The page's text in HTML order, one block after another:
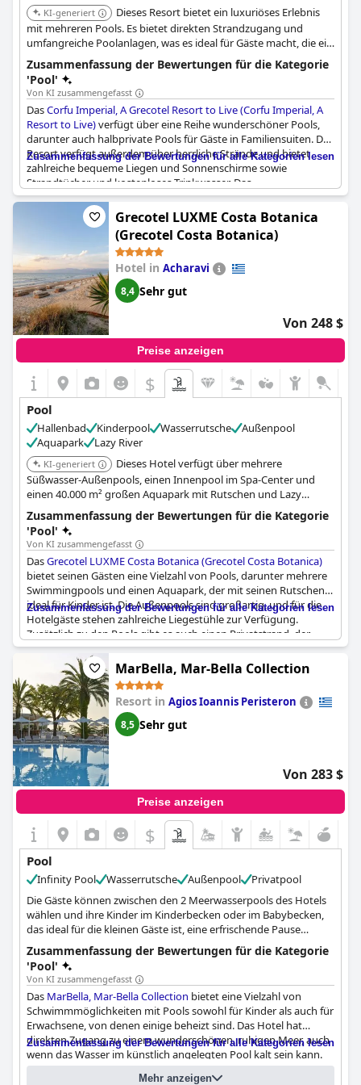
damit ideal für Gäste, die einen erholsamen Urlaub suchen.
KI-generiert
Dieses Resort bietet ein luxuriöses Erlebnis
mit mehreren Pools. Es bietet direkten Strandzugang und
umfangreiche Poolanlagen, was es ideal für Gäste macht, die ein
erstklassiges Poolerlebnis suchen.
Zusammenfassung der Bewertungen für die Kategorie
'Pool'
Von KI zusammengefasst
DasCorfu Imperial, A Grecotel Resort to Live (Corfu Imperial, A
Resort to Live)verfügt über eine Reihe wunderschöner Pools,
darunter auch halbprivate Pools für Gäste in Familiensuiten. Das
Resort verfügt außerdem über herrliche Strände und bietet
zahlreiche bequeme Liegen und Sonnenschirme sowie
Strandtücher und kostenloses Trinkwasser. Das
Wassersportangebot ist großartig und einige der Pools sind
beheizt. Einige Gäste haben jedoch erwähnt, dass die
Temperatur des Außenpools zu niedrig sein kann und einige der
Pools Schimmel auf dem Boden aufwiesen oder scharf auf
Kinderfüße waren. Nichtsdestotrotz sind die Pools
wunderschön und sorgen für ein tolles Erlebnis. Denken Sie
daran, dass es aufgrund der hohen Nachfrage schwierig sein
kann, einen Sitzplatz am Pool zu bekommen. Außerdem haben
einige Gäste erwähnt, dass das Buffet laut sein kann und viele
Wespen anzieht. Insgesamt bietet das Resort in Bezug auf
Pools, Strände, Lage und Aussicht für jeden etwas.
Zusammenfassung der Bewertungen für alle Kategorien lesen
Grecotel LUXME Costa Botanica
(Grecotel Costa Botanica)
Hotel in Acharavi
8,4 Sehr gut
Von 248 $
Preise anzeigen
$
Pool
Hallenbad Kinderpool Wasserrutsche
Außenpool
Aquapark
Lazy River
KI-generiert
Dieses Hotel verfügt über mehrere
Süßwasser-Außenpools, einen Innenpool im Spa-Center und
einen 40.000 m² großen Aquapark mit Rutschen und Lazy
Rivers, der umfangreiche Wasseraktivitäten und
Entspannungsmöglichkeiten für alle Altersgruppen bietet. Es
hat auch direkten Zugang zu einem 1 km langen Strand.
Zusammenfassung der Bewertungen für die Kategorie
'Pool'
Von KI zusammengefasst
DasGrecotel LUXME Costa Botanica (Grecotel Costa Botanica)
bietet seinen Gästen eine Vielzahl von Pools, darunter mehrere
Swimmingpools und einen Aquapark, der mit seinen Rutschen
ideal für Kinder ist. Die Außenpools sind großartig, und für die
Hotelgäste stehen zahlreiche Liegestühle zur Verfügung.
Zusätzlich zu den Pools gibt es auch einen Privatstrand, der
allerdings bei Wellengang manchmal etwas schmal ist. Die
große Grünfläche, die die Pools und den Strand umgibt, ist ein
schöner Bonus.
Zusammenfassung der Bewertungen für alle Kategorien lesen
MarBella, Mar-Bella Collection
Resort in Agios Ioannis Peristeron
8,5 Sehr gut
Von 283 $
Preise anzeigen
$
Pool
Infinity Pool Wasserrutsche Außenpool
Privatpool
Die Gäste können zwischen den 2 Meerwasserpools des Hotels
wählen und ihre Kinder im Kinderbecken oder im Babybecken,
das ideal für die kleinen Gäste ist, eine erfrischende Pause
genießen lassen. Das Kinderbecken bietet Wasserrutschen und
einen Planschpark und ist nur 40-80 cm tief, während das
Kleinkinderbecken an der Seite etwa 30 cm tief ist, um eine
sichere Umgebung für die kleinen Gäste zu gewährleisten.
Zusammenfassung der Bewertungen für die Kategorie
'Pool'
Von KI zusammengefasst
Das MarBella, Mar-Bella Collection bietet eine Vielzahl von
Schwimmmöglichkeiten mit Pools sowohl für Kinder als auch für
Erwachsene, von denen einige beheizt sind. Das Hotel hat
direkten Zugang zu einem wunderschönen, ruhigen Meer, auch
wenn das Wasser im künstlich angelegten Pool kalt sein kann.
Den Gästen stehen außerdem ein Wasserpark, glänzende und
Zusammenfassung der Bewertungen für alle Kategorien lesen
Mehr anzeigen